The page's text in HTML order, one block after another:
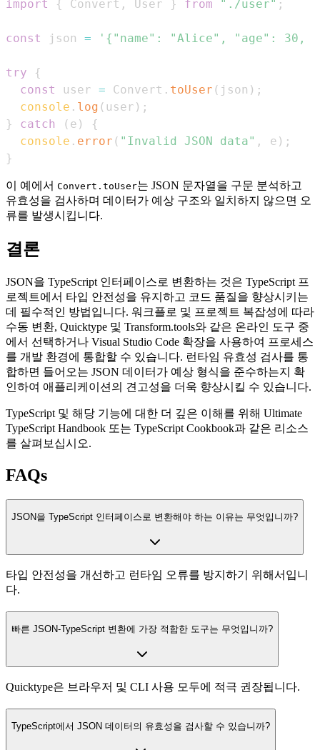
import { Convert , User } from "./user" ;
const json = '{"name": "Alice", "age": 30,
try
{
const
user = Convert . toUser ( json ) ;
console . log ( user ) ;
}
catch ( e )
{
console . error ( "Invalid JSON data" , e ) ;
}
이 예에서 Convert.toUser는 JSON 문자열을 구문 분석하고
유효성을 검사하며 데이터가 예상 구조와 일치하지 않으면 오
류를 발생시킵니다.
결론
JSON을 TypeScript 인터페이스로 변환하는 것은 TypeScript 프
로젝트에서 타입 안전성을 유지하고 코드 품질을 향상시키는
데 필수적인 방법입니다. 워크플로 및 프로젝트 복잡성에 따라
수동 변환, Quicktype 및 Transform.tools와 같은 온라인 도구 중
에서 선택하거나 Visual Studio Code 확장을 사용하여 프로세스
를 개발 환경에 통합할 수 있습니다. 런타임 유효성 검사를 통
합하면 들어오는 JSON 데이터가 예상 형식을 준수하는지 확
인하여 애플리케이션의 견고성을 더욱 향상시킬 수 있습니다.
TypeScript 및 해당 기능에 대한 더 깊은 이해를 위해 Ultimate
TypeScript Handbook 또는 TypeScript Cookbook과 같은 리소스
를 살펴보십시오.
FAQs
JSON을 TypeScript 인터페이스로 변환해야 하는 이유는 무엇입니까?
타입 안전성을 개선하고 런타임 오류를 방지하기 위해서입니
다.
빠른 JSON-TypeScript 변환에 가장 적합한 도구는 무엇입니까?
Quicktype은 브라우저 및 CLI 사용 모두에 적극 권장됩니다.
TypeScript에서 JSON 데이터의 유효성을 검사할 수 있습니까?